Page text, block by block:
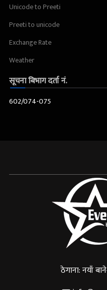
Unicode to Preeti
Preeti to unicode
Exchange Rate
Weather
सूचना बिभाग दर्ता नं.
602/074-075
ठेगाना: नयाँ